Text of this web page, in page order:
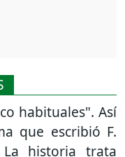
habituales". Así
que escribió F.
historia trata